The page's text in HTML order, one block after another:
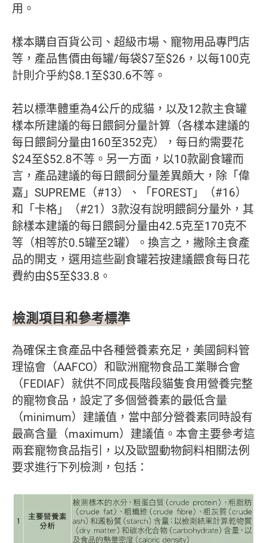
用。
樣本購自百貨公司、超級市場、寵物用品專門店
等，產品售價由每罐/每袋$7至$26，以每100克
計則介乎約$8.1至$30.6不等。
若以標準體重為4公斤的成貓，以及12款主食罐
樣本所建議的每日餵飼分量計算（各樣本建議的
每日餵飼分量由160至352克），每日約需要花
$24至$52.8不等。另一方面，以10款副食罐而
言，產品建議的每日餵飼分量差異頗大，除「偉
嘉」SUPREME（#13）、「FOREST」（#16）
和「卡格」（#21）3款沒有說明餵飼分量外，其
餘樣本建議的每日餵飼分量由42.5克至170克不
等（相等於0.5罐至2罐）。換言之，撇除主食產
品的開支，選用這些副食罐若按建議餵食每日花
費約由$5至$33.8。
檢測項目和參考標準
為確保主食產品中各種營養素充足，美國飼料管
理協會（AAFCO）和歐洲寵物食品工業聯合會
（FEDIAF）就供不同成長階段貓隻食用營養完整
的寵物食品，設定了多個營養素的最低含量
（minimum）建議值，當中部分營養素同時設有
最高含量（maximum）建議值。本會主要參考這
兩套寵物食品指引，以及歐盟動物飼料相關法例
要求進行下列檢測，包括：